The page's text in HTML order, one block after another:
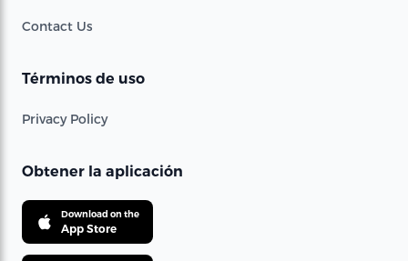
Contact Us
Términos de uso
Privacy Policy
Obtener la aplicación
Download on the
App Store